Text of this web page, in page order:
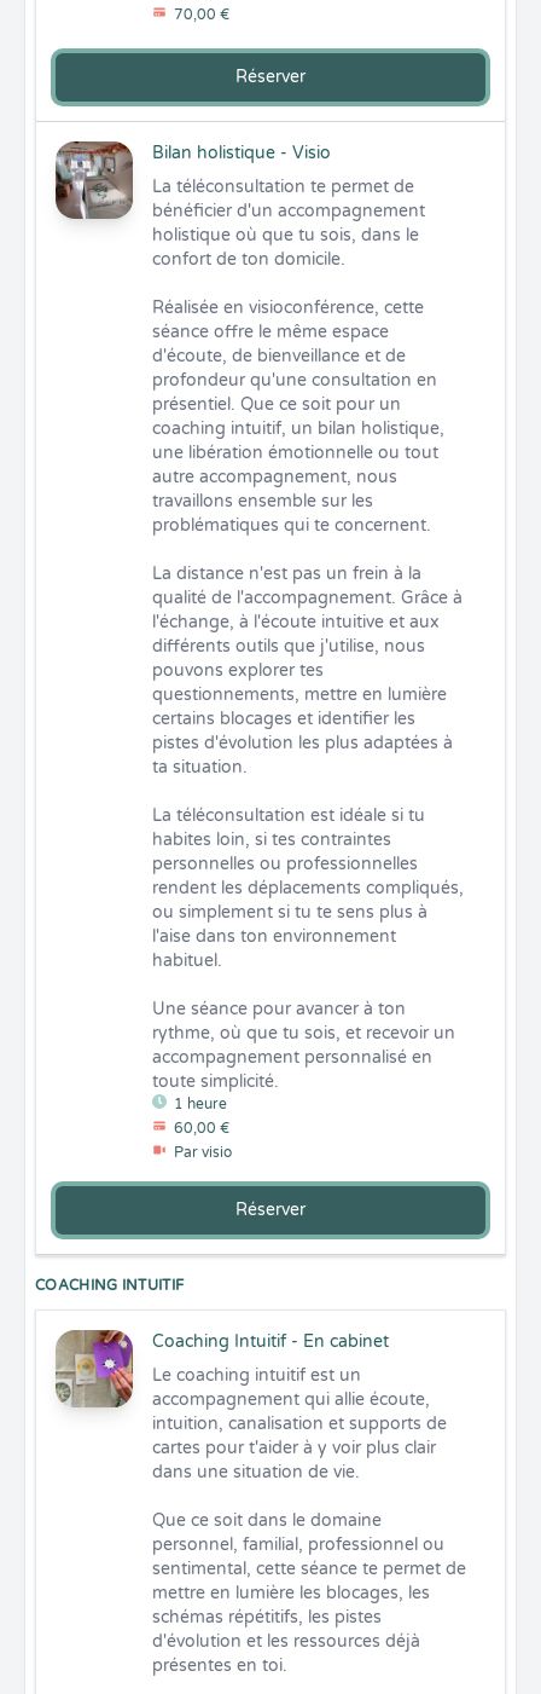
70,00 €
Réserver
Bilan holistique - Visio
1 heure
60,00 €
Par visio
La téléconsultation te permet de
bénéficier d'un accompagnement
holistique où que tu sois, dans le
confort de ton domicile.
Réalisée en visioconférence, cette
séance offre le même espace
d'écoute, de bienveillance et de
profondeur qu'une consultation en
présentiel. Que ce soit pour un
coaching intuitif, un bilan holistique,
une libération émotionnelle ou tout
autre accompagnement, nous
travaillons ensemble sur les
problématiques qui te concernent.
La distance n'est pas un frein à la
qualité de l'accompagnement. Grâce à
l'échange, à l'écoute intuitive et aux
différents outils que j'utilise, nous
pouvons explorer tes
questionnements, mettre en lumière
certains blocages et identifier les
pistes d'évolution les plus adaptées à
ta situation.
La téléconsultation est idéale si tu
habites loin, si tes contraintes
personnelles ou professionnelles
rendent les déplacements compliqués,
ou simplement si tu te sens plus à
l'aise dans ton environnement
habituel.
Une séance pour avancer à ton
rythme, où que tu sois, et recevoir un
accompagnement personnalisé en
toute simplicité.
Réserver
COACHING INTUITIF
Coaching Intuitif - En cabinet
Le coaching intuitif est un
accompagnement qui allie écoute,
intuition, canalisation et supports de
cartes pour t'aider à y voir plus clair
dans une situation de vie.
Que ce soit dans le domaine
personnel, familial, professionnel ou
sentimental, cette séance te permet de
mettre en lumière les blocages, les
schémas répétitifs, les pistes
d'évolution et les ressources déjà
présentes en toi.